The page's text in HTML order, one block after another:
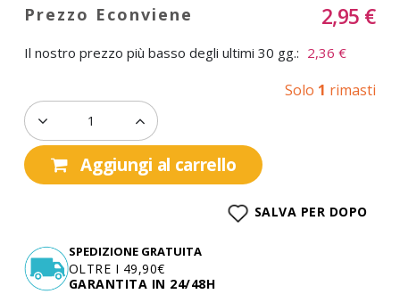
2,95 €
Il nostro prezzo più basso degli ultimi 30 gg.: 2,36 €
Solo 1 rimasti
Aggiungi al carrello
SALVA PER DOPO
SPEDIZIONE GRATUITA
OLTRE I 49,90€
GARANTITA IN 24/48H